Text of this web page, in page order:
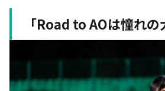
「Road to AOは憧れの